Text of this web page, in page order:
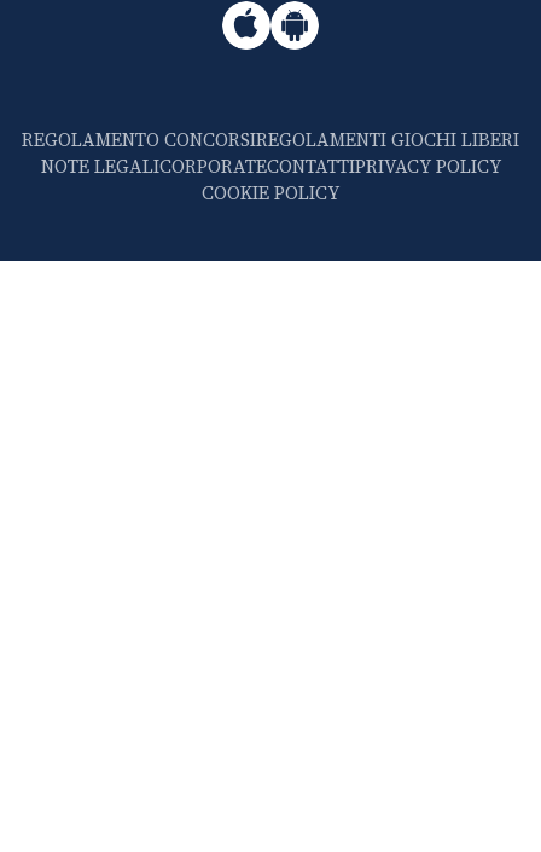
REGOLAMENTO CONCORSIREGOLAMENTI GIOCHI LIBERI
NOTE LEGALICORPORATECONTATTIPRIVACY POLICY
COOKIE POLICY